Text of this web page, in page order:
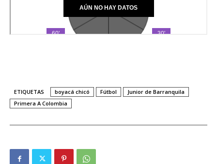
ETIQUETAS boyacá chicó Fútbol
Junior de Barranquila
Primera A Colombia